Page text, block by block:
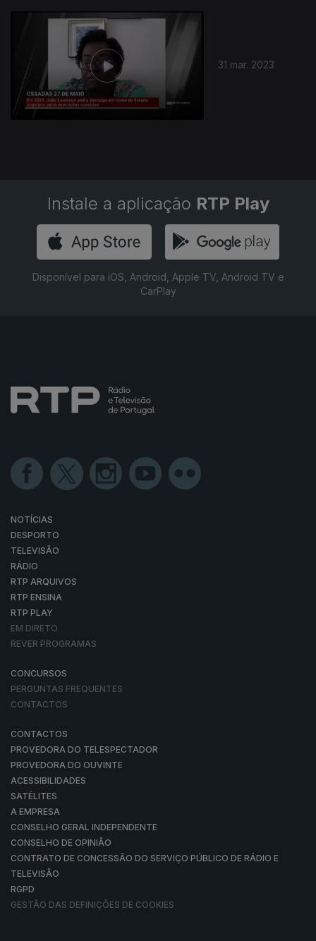
31 mar. 2023
Instale a aplicação RTP Play
Disponível para iOS, Android, Apple TV, Android TV e
CarPlay
NOTÍCIAS
DESPORTO
TELEVISÃO
RÁDIO
RTP ARQUIVOS
RTP ENSINA
RTP PLAY
EM DIRETO
REVER PROGRAMAS
CONCURSOS
PERGUNTAS FREQUENTES
CONTACTOS
CONTACTOS
PROVEDORA DO TELESPECTADOR
PROVEDORA DO OUVINTE
ACESSIBILIDADES
SATÉLITES
A EMPRESA
CONSELHO GERAL INDEPENDENTE
CONSELHO DE OPINIÃO
CONTRATO DE CONCESSÃO DO SERVIÇO PÚBLICO DE RÁDIO E
TELEVISÃO
RGPD
GESTÃO DAS DEFINIÇÕES DE COOKIES